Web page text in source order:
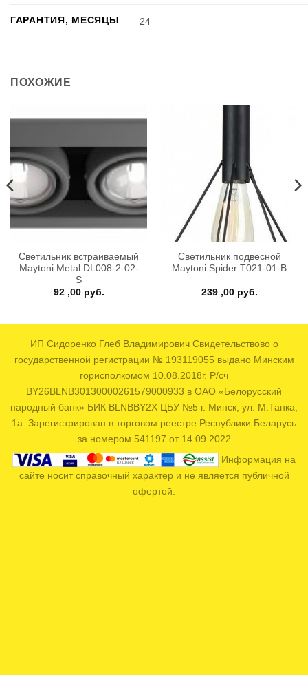
ГАРАНТИЯ, МЕСЯЦЫ 24
ПОХОЖИЕ
Светильник встраиваемый
Maytoni Metal DL008-2-02-
S
92 ,00 руб.
Светильник подвесной
Maytoni Spider T021-01-B
239 ,00 руб.
ИП Сидоренко Глеб Владимирович Свидетельствово о
государственной регистрации № 193119055 выдано Минским
горисполкомом 10.08.2018г. Р/сч
BY26BLNB30130000261579000933 в ОАО «Белорусский
народный банк» БИК BLNBBY2X ЦБУ №5 г. Минск, ул. М.Танка,
1а. Зарегистрирован в торговом реестре Республики Беларусь
за номером 541197 от 14.09.2022
Информация на
сайте носит справочный характер и не является публичной
офертой.